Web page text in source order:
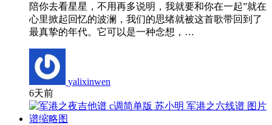
陪你去看星星，不用再多说明，我就要和你在一起”就在
心里掀起回忆的波澜，我们的思绪就被这首歌带回到了
最真挚的年代。它可以是一种念想，…
yalixinwen
6天前